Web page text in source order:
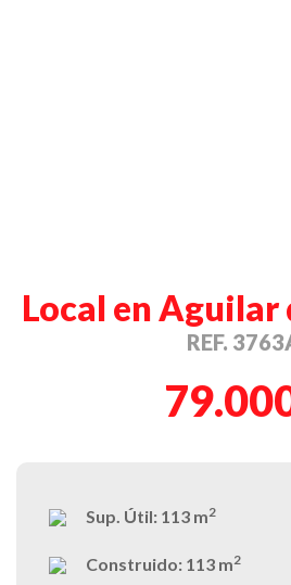
Local en Aguilar
REF.
Sup. Útil: 113 m2
Construido: 113 m2